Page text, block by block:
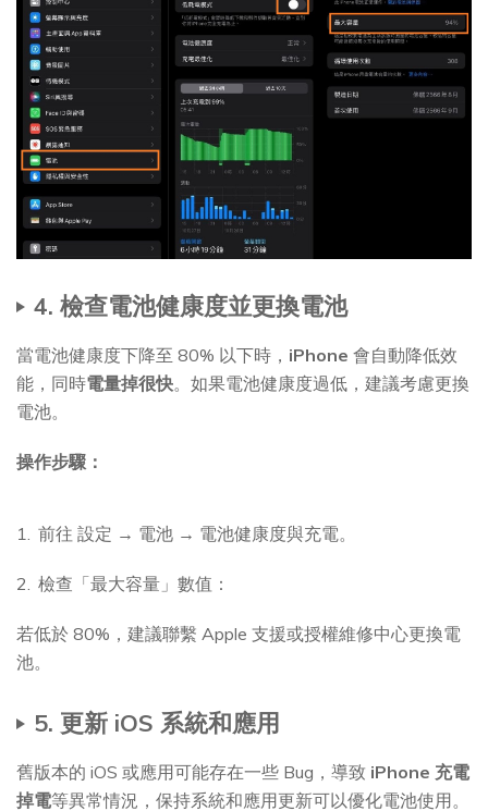
4. 檢查電池健康度並更換電池
當電池健康度下降至 80% 以下時， iPhone 會自動降低效
能，同時電量掉很快。如果電池健康度過低，建議考慮更換
電池。
操作步驟：
前往 設定 → 電池 → 電池健康度與充電。
檢查「最大容量」數值：
若低於 80%，建議聯繫 Apple 支援或授權維修中心更換電
池。
5. 更新 iOS 系統和應用
舊版本的 iOS 或應用可能存在一些 Bug，導致 iPhone 充電
掉電等異常情況，保持系統和應用更新可以優化電池使用。